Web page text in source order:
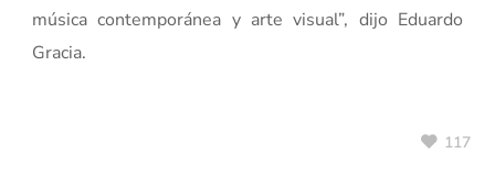
música contemporánea y arte visual”, dijo Eduardo
Gracia.
117